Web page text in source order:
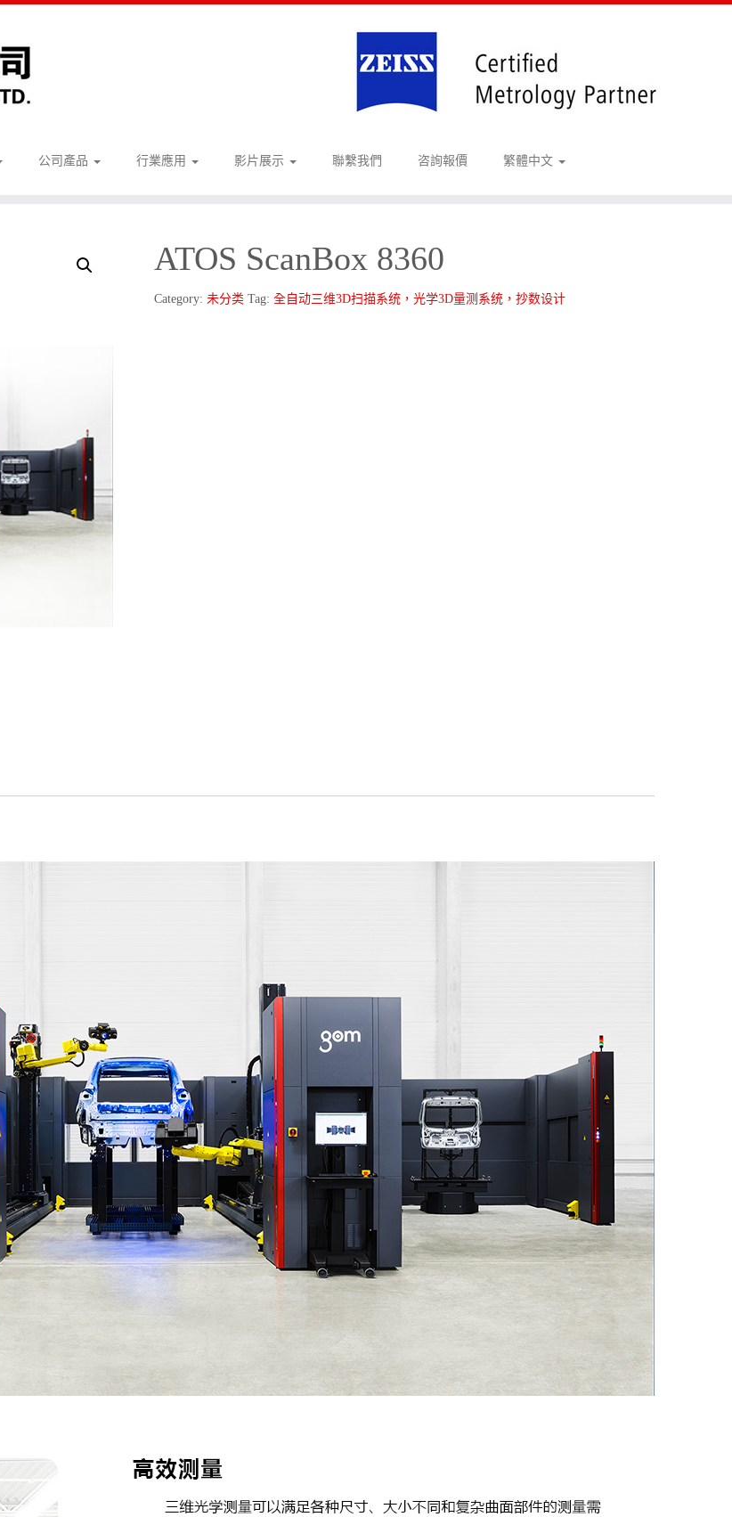
公司產品 行業應用 影片展示 聯繫我們 咨詢報價 繁體中文
ATOS ScanBox 8360
Category:未分类 Tag:全自动三维3D扫描系统，光学3D量测系统，抄数设计